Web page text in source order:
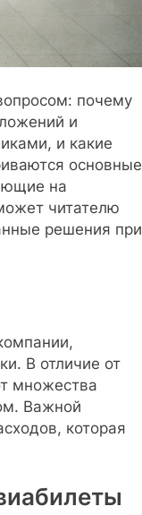
почему
и
и какие
основные
на
читателю
решения при
В отличие от
множества
Важной
которая